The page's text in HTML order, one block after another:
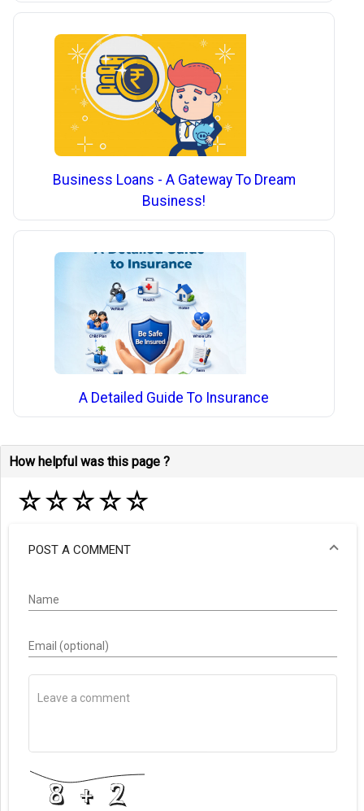
Business Loans - A Gateway To Dream
Business!
A Detailed Guide To Insurance
How helpful was this page ?
☆☆☆☆☆
POST A COMMENT
Name
Email (optional)